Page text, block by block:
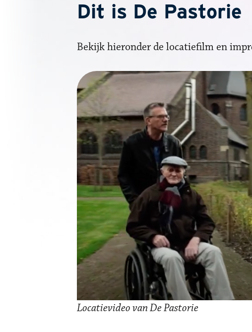
Dit is De Pastorie
Bekijk hieronder de locatiefilm en
Locatievideo van De Pastorie